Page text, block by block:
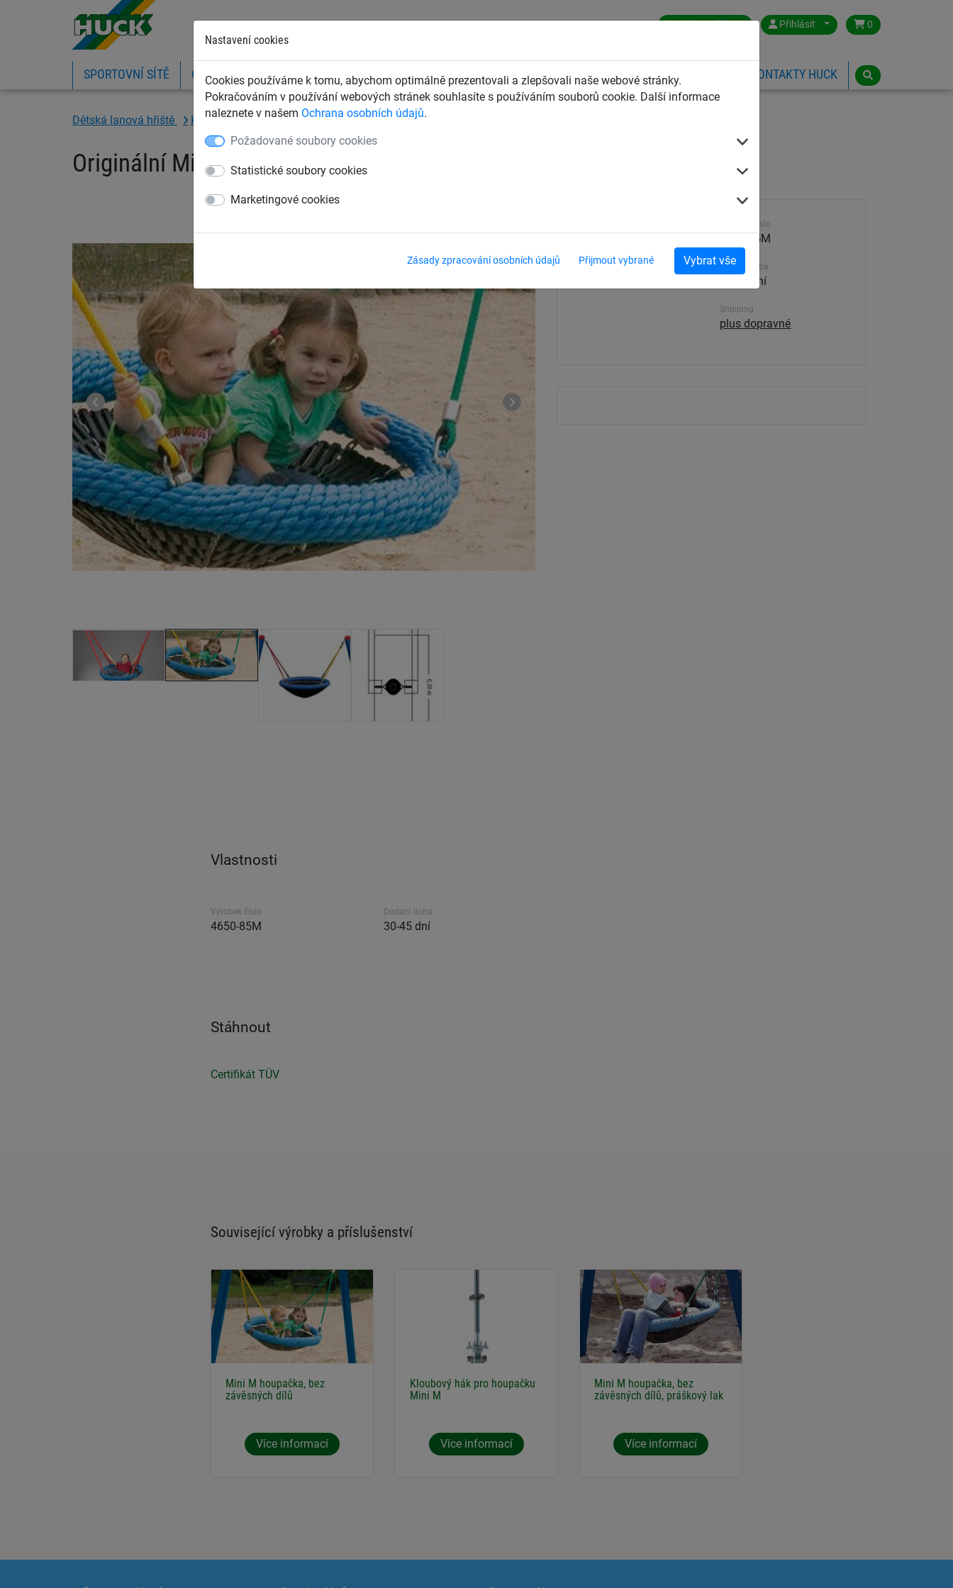
Nastavení cookies
Cookies používáme k tomu, abychom optimálně prezentovali a zlepšovali naše webové stránky.
Pokračováním v používání webových stránek souhlasíte s používáním souborů cookie. Další informace
naleznete v našem Ochrana osobních údajů.
Požadované soubory cookies
Statistické soubory cookies
Marketingové cookies
Zásady zpracování osobních údajů Přijmout vybrané Vybrat vše
Czech Republic Přihlásit 0
SPORTOVNÍ SÍTĚ OCHRANNÉ SÍTĚ A PLACHTY ZÁCHYTNÉ BEZPEČNOSTNÍ SÍTĚ DĚTSKÁ LANOVÁ HŘIŠTĚ KONTAKTY HUCK
Dětská lanová hřiště Houpačky a ptačí hnízda Houpačky Ptačí hnízda
Originální Mini Ptačí hnízdo HUCK pro Mini-M
Výrobek číslo
4650-85M
Dodací doba.
30-45 dní
Shipping
plus dopravné
Vlastnosti
Výrobek číslo
4650-85M
Dodací doba.
30-45 dní
Stáhnout
Certifikát TÜV
Související výrobky a příslušenství
Mini M houpačka, bez
závěsných dílů
Více informací
Kloubový hák pro houpačku
Mini M
Více informací
Mini M houpačka, bez
závěsných dílů, práškový lak
Více informací